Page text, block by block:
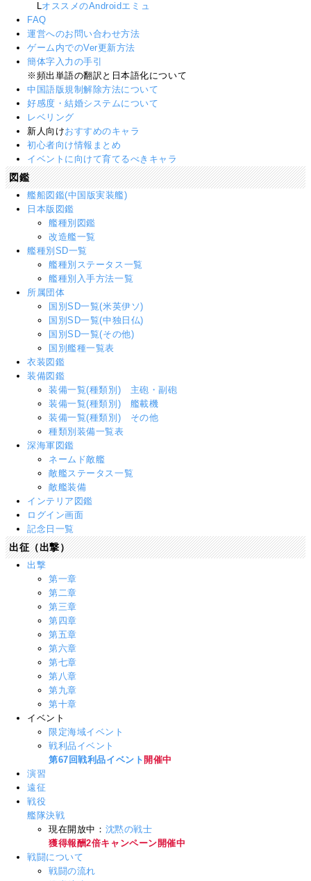
LオススメのAndroidエミュ
FAQ
運営へのお問い合わせ方法
ゲーム内でのVer更新方法
簡体字入力の手引
※頻出単語の翻訳と日本語化について
中国語版規制解除方法について
好感度・結婚システムについて
レベリング
新人向けおすすめのキャラ
初心者向け情報まとめ
イベントに向けて育てるべきキャラ
図鑑
艦船図鑑(中国版実装艦)
日本版図鑑
艦種別図鑑
改造艦一覧
艦種別SD一覧
艦種別ステータス一覧
艦種別入手方法一覧
所属団体
国別SD一覧(米英伊ソ)
国別SD一覧(中独日仏)
国別SD一覧(その他)
国別艦種一覧表
衣装図鑑
装備図鑑
装備一覧(種類別) 主砲・副砲
装備一覧(種類別) 艦載機
装備一覧(種類別) その他
種類別装備一覧表
深海軍図鑑
ネームド敵艦
敵艦ステータス一覧
敵艦装備
インテリア図鑑
ログイン画面
記念日一覧
出征（出撃）
出撃
第一章
第二章
第三章
第四章
第五章
第六章
第七章
第八章
第九章
第十章
イベント
限定海域イベント
戦利品イベント
第67回戦利品イベント 開催中
演習
遠征
戦役
艦隊決戦
現在開放中： 沈黙の戦士
獲得報酬2倍キャンペーン開催中
戦闘について
戦闘の流れ